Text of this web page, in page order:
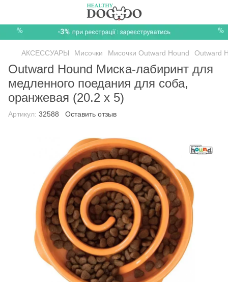
АКСЕССУАРЫ Мисочки Мисочки Outward Hound Outward
Outward Hound Миска-лабиринт для
медленного поедания для соба,
оранжевая (20.2 х 5)
Артикул: 32588 Оставить отзыв